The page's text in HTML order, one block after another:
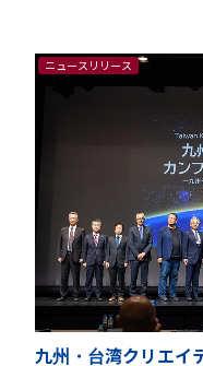
ニュースリリース
九州・台湾クリエイ